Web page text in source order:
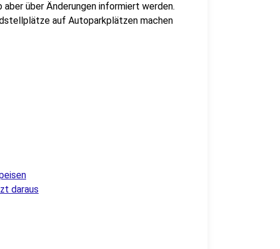
über Änderungen informiert werden.
auf Autoparkplätzen machen
daraus